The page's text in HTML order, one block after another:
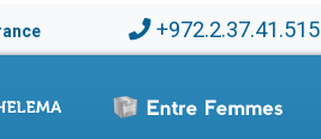
+972.2.37.41.515